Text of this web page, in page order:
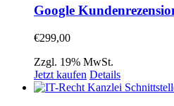
Google
€299,00
Zzgl. 19% MwSt.
Jetzt kaufen Details